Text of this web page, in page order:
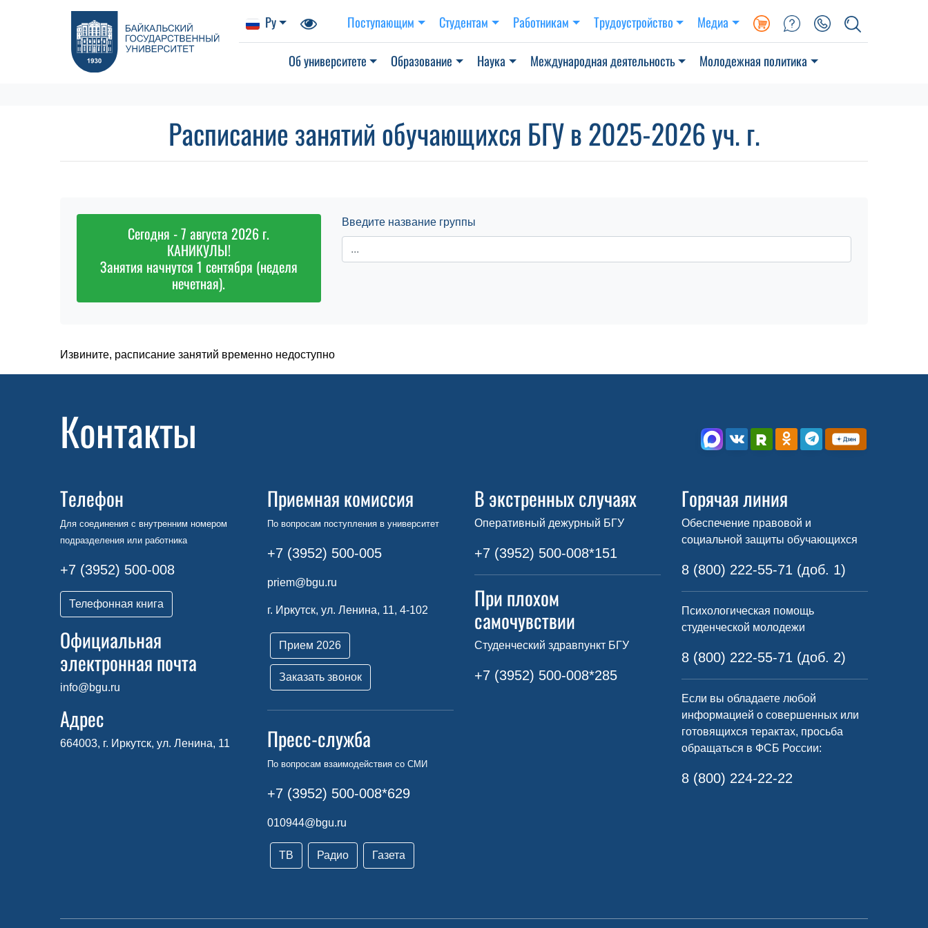
Ру Поступающим Студентам Работникам Трудоустройство Медиа
Об университете Образование Наука Международная деятельность Молодежная политика
Расписание занятий обучающихся БГУ в 2025-2026 уч. г.
Сегодня - 7 августа 2026 г.
КАНИКУЛЫ!
Занятия начнутся 1 сентября (неделя
нечетная).
Введите название группы
Извините, расписание занятий временно недоступно
Контакты
Телефон
Для соединения с внутренним номером
подразделения или работника
+7 (3952) 500-008
Телефонная книга
Официальная
электронная почта
info@bgu.ru
Адрес
664003, г. Иркутск, ул. Ленина, 11
Приемная комиссия
По вопросам поступления в университет
+7 (3952) 500-005
priem@bgu.ru
г. Иркутск, ул. Ленина, 11, 4-102
Прием 2026
Заказать звонок
Пресс-служба
По вопросам взаимодействия со СМИ
+7 (3952) 500-008*629
010944@bgu.ru
ТВ Радио Газета
В экстренных случаях
Оперативный дежурный БГУ
+7 (3952) 500-008*151
При плохом
самочувствии
Студенческий здравпункт БГУ
+7 (3952) 500-008*285
Горячая линия
Обеспечение правовой и
социальной защиты обучающихся
8 (800) 222-55-71 (доб. 1)
Психологическая помощь
студенческой молодежи
8 (800) 222-55-71 (доб. 2)
Если вы обладаете любой
информацией о совершенных или
готовящихся терактах, просьба
обращаться в ФСБ России:
8 (800) 224-22-22